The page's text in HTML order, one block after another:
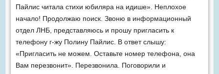
Пайлис читала стихи юбиляра на идише». Неплохое
начало! Продолжаю поиск. Звоню в информационный
отдел ЛНБ, представляюсь и прошу пригласить к
телефону г-жу Полину Пайлис. В ответ слышу:
«Пригласить не можем. Оставьте номер телефона, она
Вам перезвонит». Перезвонила. Поговорили и